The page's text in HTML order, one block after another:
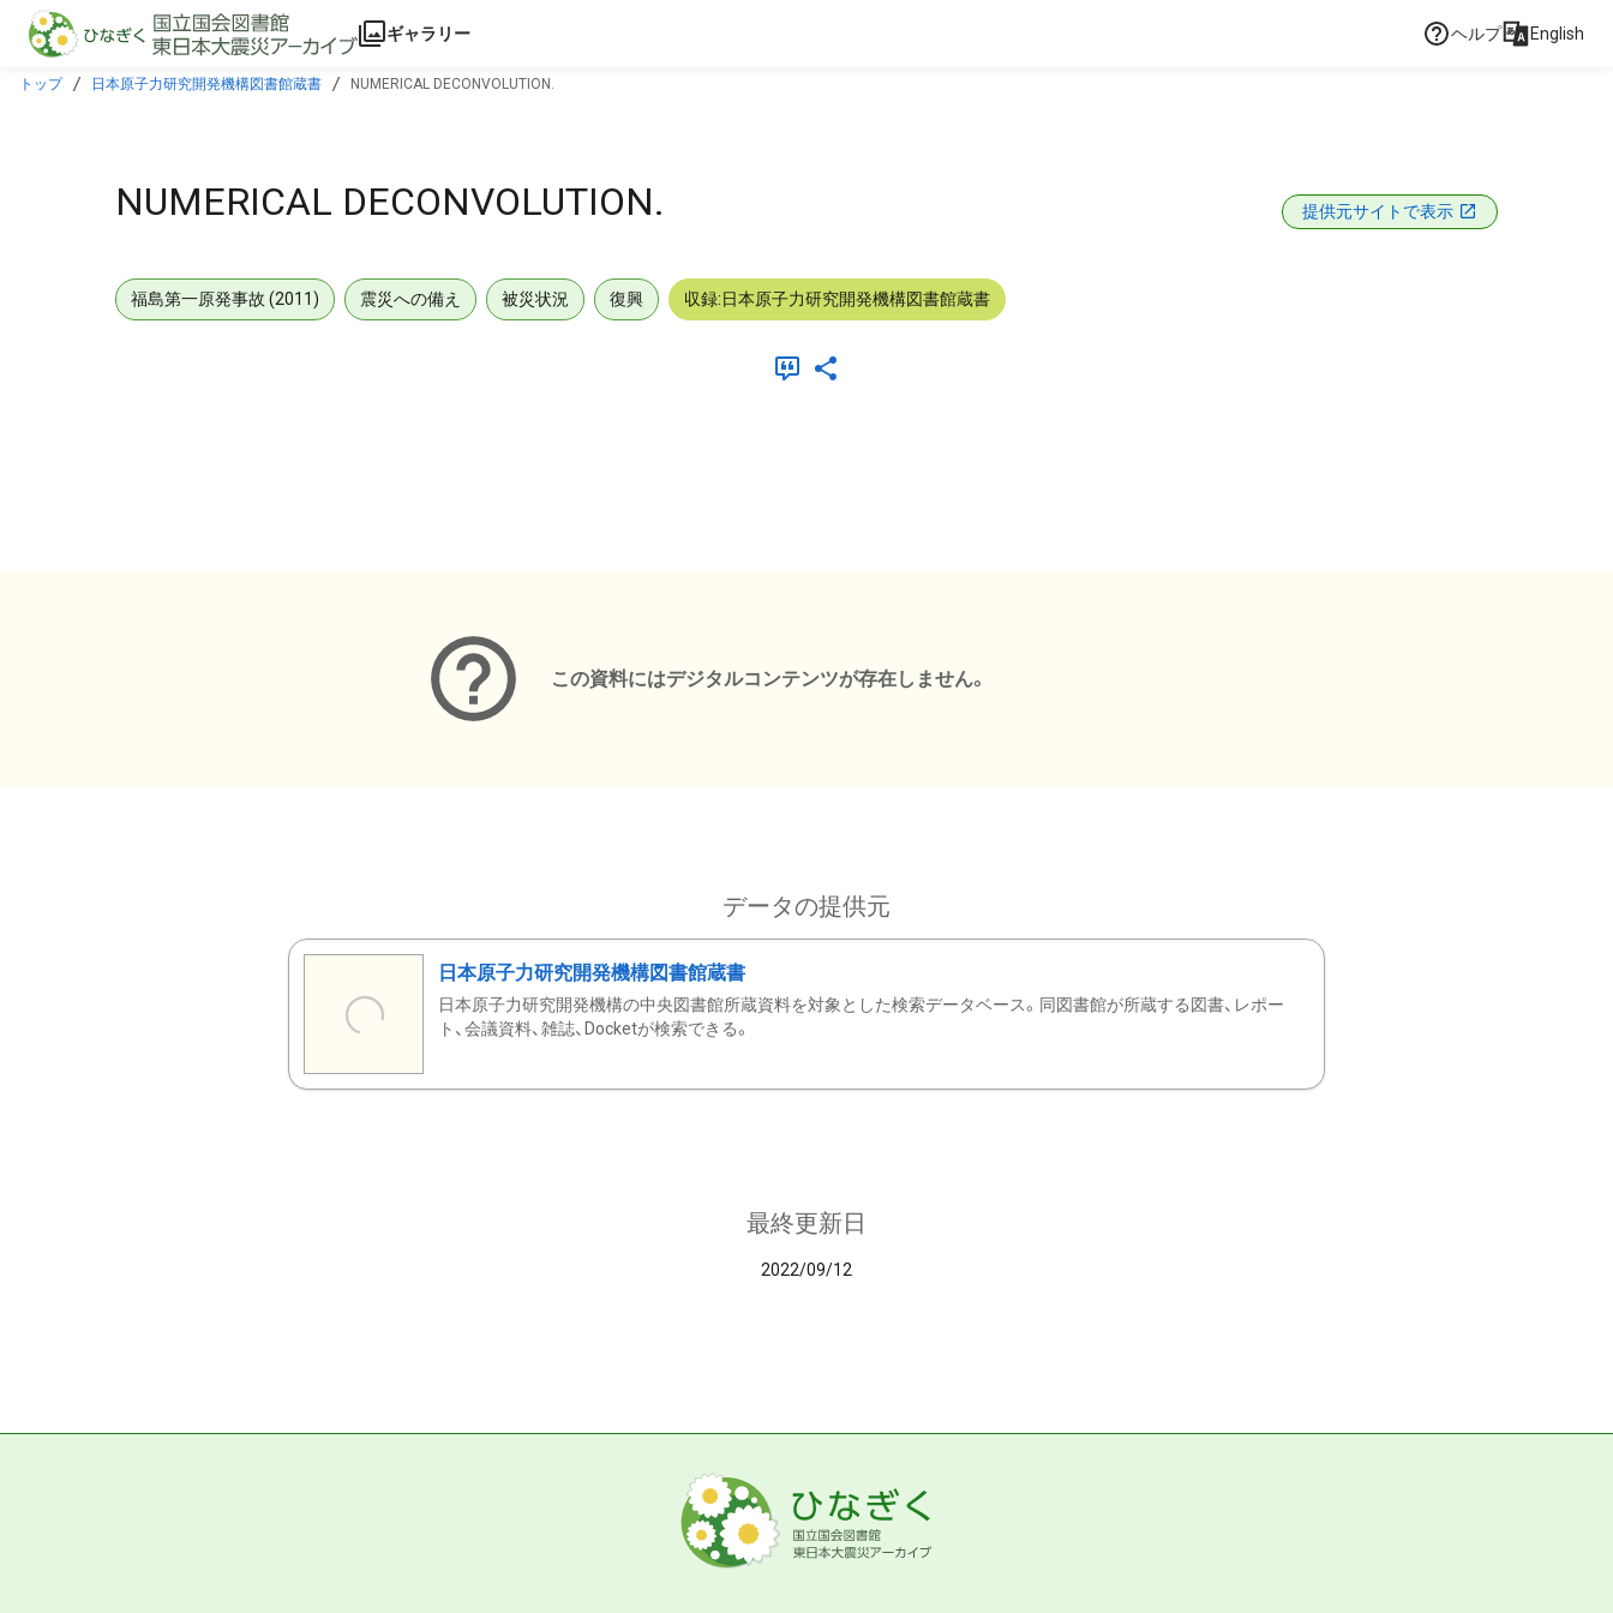
本文に飛ぶ
ギャラリー ヘルプ English
トップ 日本原子力研究開発機構図書館蔵書 NUMERICAL DECONVOLUTION.
NUMERICAL DECONVOLUTION. 提供元サイトで表示
福島第一原発事故 (2011) 震災への備え 被災状況 復興 収録:日本原子力研究開発機構図書館蔵書
この資料にはデジタルコンテンツが存在しません。
データの提供元
日本原子力研究開発機構図書館蔵書
日本原子力研究開発機構の中央図書館所蔵資料を対象とした検索データベース。同図書館が所蔵する図書、レポー
ト、会議資料、雑誌、Docketが検索できる。
最終更新日
2022/09/12